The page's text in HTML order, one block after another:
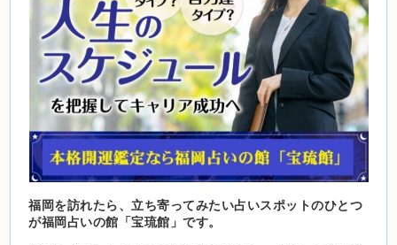
福岡を訪れたら、立ち寄ってみたい占いスポットのひとつ
が福岡占いの館「宝琉館」です。